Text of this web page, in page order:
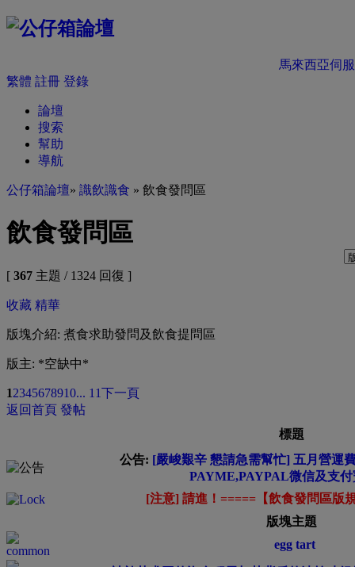
馬來西亞伺
繁體 註冊 登錄
論壇
搜索
幫助
導航
公仔箱論壇» 識飲識食 » 飲食發問區
飲食發問區
[ 367 主題 / 1324 回復 ]
收藏 精華
版塊介紹: 煮食求助發問及飲食提問區
版主: *空缺中*
12345678910... 11下一頁
返回首頁 發帖
標題
公告: [嚴峻艱辛 懇請急需幫忙] 五月營運
PAYME,PAYPAL微信及支
[注意] 請進！=====【飲食發問區版
版塊主題
egg tart